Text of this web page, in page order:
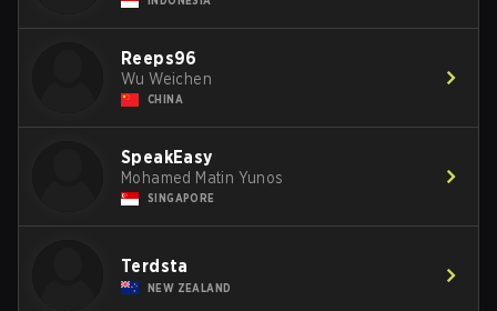
Reeps96
Wu Weichen
CHINA
SpeakEasy
Mohamed Matin Yunos
SINGAPORE
Terdsta
NEW ZEALAND